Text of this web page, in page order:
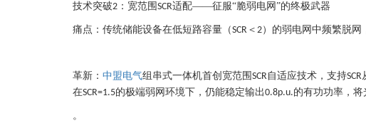
技术突破2 ：宽范围 SCR适配——征服“脆弱电网”的终极武器
痛点：传统储能设备在低短路容量（SCR ＜ 2）的弱电网中频繁脱网
革新： 中盟电气组串式一体机首创宽范围 SCR自适应技术，支持SCR
在SCR=1.5的极端弱网环境下，仍能稳定输出0.8p.u.的有功功率，将
。